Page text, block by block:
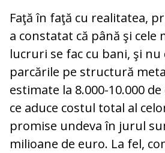
Faţă în faţă cu realitatea,
a constatat că până şi cele
lucruri se fac cu bani, şi
parcările pe structură
estimate la 8.000-10.000
ce aduce costul total al
promise undeva în jurul
milioane de euro. La fel,